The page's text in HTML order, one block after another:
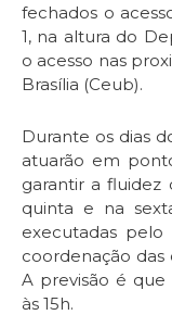
fechados o
1, na altura do
o acesso nas
Brasília (Ceub).
Durante os dias
atuarão em
garantir a fluidez
quinta e na
executadas
coordenação das
A previsão é
às 15h.